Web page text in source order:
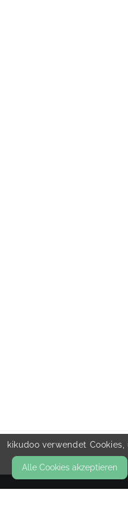
kikudoo verwendet
Alle Cookies akzeptieren